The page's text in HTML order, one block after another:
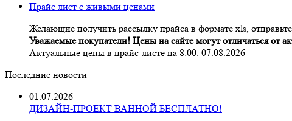
Прайс лист с живыми ценами
Желающие получить рассылку прайса в формате xls,
Уважаемые покупатели! Цены на сайте могут отличаться от
Актуальные цены в прайс-листе на 8:00. 07.08.2026
Последние новости
01.07.2026
ДИЗАЙН-ПРОЕКТ ВАННОЙ БЕСПЛАТНО!